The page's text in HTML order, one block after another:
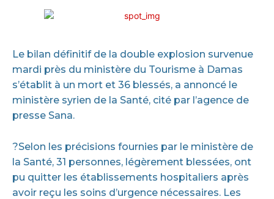
Le bilan définitif de la double explosion survenue
mardi près du ministère du Tourisme à Damas
s’établit à un mort et 36 blessés, a annoncé le
ministère syrien de la Santé, cité par l’agence de
presse Sana.
?Selon les précisions fournies par le ministère de
la Santé, 31 personnes, légèrement blessées, ont
pu quitter les établissements hospitaliers après
avoir reçu les soins d’urgence nécessaires. Les